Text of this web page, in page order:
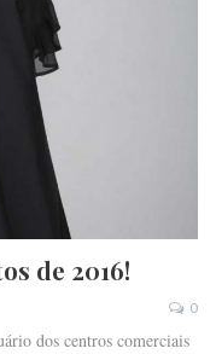
de 2016!
0
dos centros comerciais